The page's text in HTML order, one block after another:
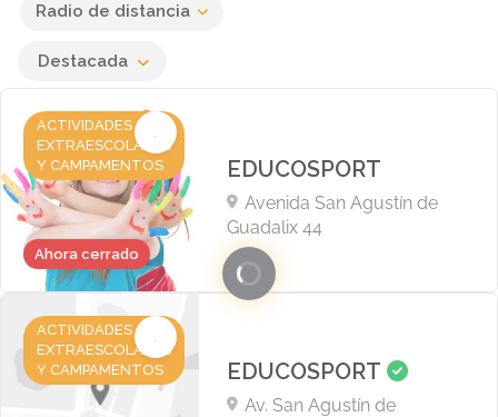
Radio de distancia
Destacada
Ahora cerrado
ACTIVIDADES
EXTRAESCOLARES
Y CAMPAMENTOS
EDUCOSPORT
Avenida San Agustín de
Guadalix 44
ACTIVIDADES
EXTRAESCOLARES
Y CAMPAMENTOS
EDUCOSPORT
Av. San Agustín de